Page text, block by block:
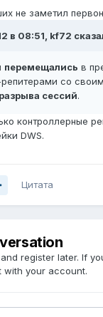
не заметил
в 08:51, kf72
перемещались в
со
сессий.
контроллерные
DWS.
Цитата
register later. If
with your account.